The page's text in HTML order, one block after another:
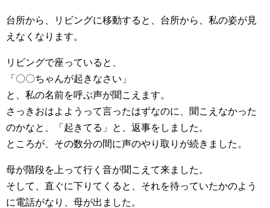
台所から、リビングに移動すると、台所から、私の姿が見
えなくなります。
リビングで座っていると、
「〇〇ちゃんが起きなさい」
と、私の名前を呼ぶ声が聞こえます。
さっきおはよようって言ったはずなのに、聞こえなかった
のかなと、「起きてる」と、返事をしました。
ところが、その数分の間に声のやり取りが続きました。
母が階段を上って行く音が聞こえて来ました。
そして、直ぐに下りてくると、それを待っていたかのよう
に電話がなり、母が出ました。